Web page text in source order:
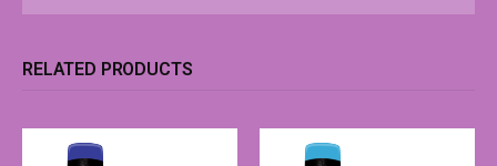
RELATED PRODUCTS